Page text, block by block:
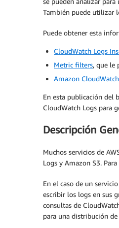
También puede utilizar
Puede obtener esta
CloudWatch Logs
Metric filters, que le
Amazon
En esta publicación del
CloudWatch Logs para
Descripción
Muchos servicios de
Logs y Amazon S3.
En el caso de un
escribir los logs en sus
consultas de
para una distribución